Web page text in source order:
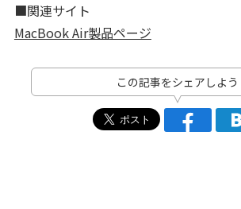
■関連サイト
MacBook Air製品ページ
この記事をシェアしよう